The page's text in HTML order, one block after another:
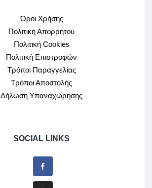
Όροι Χρήσης
Πολιτική Απορρήτου
Πολιτική Cookies
Πολιτική Επιστροφών
Τρόποι Παραγγελίας
Τρόποι Αποστολής
Δήλωση Υπαναχώρησης
SOCIAL LINKS